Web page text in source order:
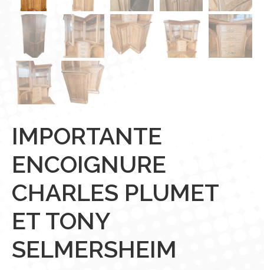
IMPORTANTE
ENCOIGNURE
CHARLES PLUMET
ET TONY
SELMERSHEIM